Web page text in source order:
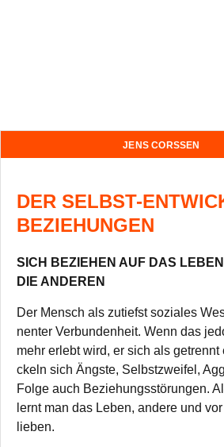
JENS CORSSEN
DER SELBST-
BEZIEHUNGEN
SICH BEZIEHEN AUF DAS
DIE ANDEREN
Der Mensch als zutiefst sozia­les
nen­ter Ver­bun­den­heit. Wenn das
mehr erlebt wird, er sich als
ckeln sich Ängste, Selbst­zwei­fel,
Folge auch Bezie­hungs­stö­run­gen.
lernt man das Leben, andere und
lieben.